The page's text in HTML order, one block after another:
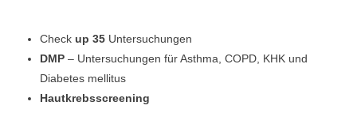
Check up 35 Untersuchungen
DMP – Untersuchungen für Asthma, COPD, KHK und
Diabetes mellitus
Hautkrebsscreening